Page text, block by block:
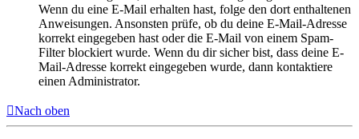
Wenn du eine E-Mail erhalten hast, folge den dort enthaltenen
Anweisungen. Ansonsten prüfe, ob du deine E-Mail-Adresse
korrekt eingegeben hast oder die E-Mail von einem Spam-
Filter blockiert wurde. Wenn du dir sicher bist, dass deine E-
Mail-Adresse korrekt eingegeben wurde, dann kontaktiere
einen Administrator.
Nach oben